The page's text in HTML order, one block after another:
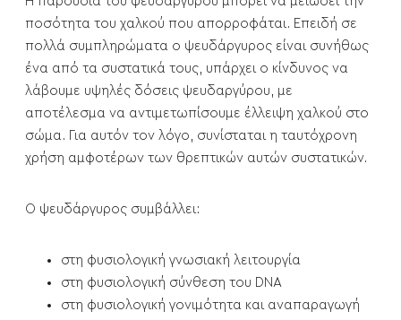
ποσότητα του χαλκού που απορροφάται. Επειδή σε
πολλά συμπληρώματα ο ψευδάργυρος είναι συνήθως
ένα από τα συστατικά τους, υπάρχει ο κίνδυνος να
λάβουμε υψηλές δόσεις ψευδαργύρου, με
αποτέλεσμα να αντιμετωπίσουμε έλλειψη χαλκού στο
σώμα. Για αυτόν τον λόγο, συνίσταται η ταυτόχρονη
χρήση αμφοτέρων των θρεπτικών αυτών συστατικών.
Ο ψευδάργυρος συμβάλλει:
στη φυσιολογική γνωσιακή λειτουργία
στη φυσιολογική σύνθεση του DNA
στη φυσιολογική γονιμότητα και αναπαραγωγή